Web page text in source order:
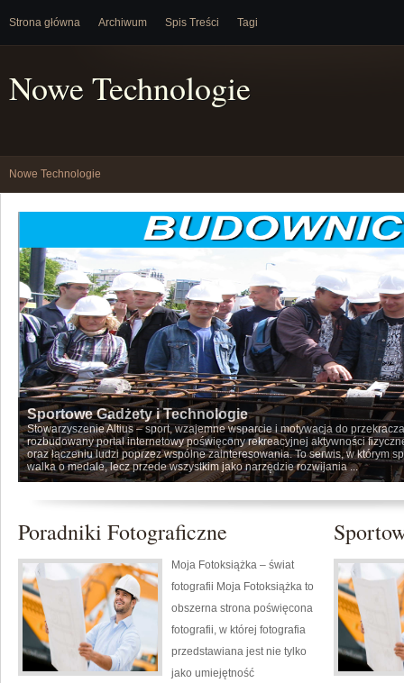
Strona główna Archiwum Spis Treści Tagi
Nowe Technologie
Nowe Technologie
Sportowe Gadżety i Technologie
Stowarzyszenie Altius – sport, wzajemne wsparcie i motywacja do
rozbudowany portal internetowy poświęcony rekreacyjnej aktywności
oraz łączeniu ludzi poprzez wspólne zainteresowania. To serwis, w którym
walka o medale, lecz przede wszystkim jako narzędzie rozwijania ...
Poradniki Fotograficzne
Moja Fotoksiążka – świat
fotografii Moja Fotoksiążka to
obszerna strona poświęcona
fotografii, w której fotografia
przedstawiana jest nie tylko
jako umiejętność